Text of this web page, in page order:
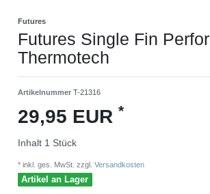
Futures
Futures Single Fin
Thermotech
Artikelnummer T-21316
29,95 EUR *
Inhalt 1 Stück
* inkl. ges. MwSt. zzgl. Versandkosten
Artikel an Lager